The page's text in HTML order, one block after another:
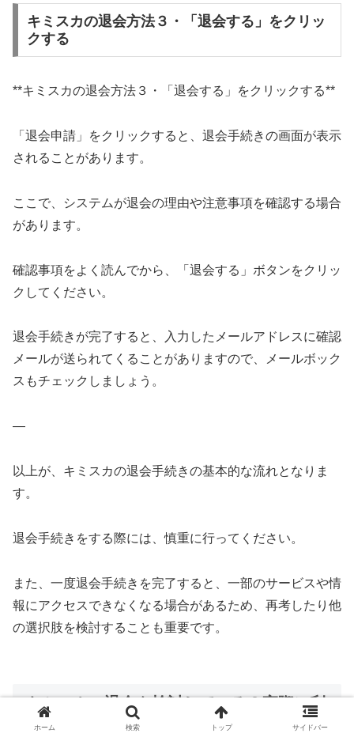
キミスカの退会方法３・「退会する」をクリッ
クする
**キミスカの退会方法３・「退会する」をクリックする**
「退会申請」をクリックすると、退会手続きの画面が表示
されることがあります。
ここで、システムが退会の理由や注意事項を確認する場合
があります。
確認事項をよく読んでから、「退会する」ボタンをクリッ
クしてください。
退会手続きが完了すると、入力したメールアドレスに確認
メールが送られてくることがありますので、メールボック
スもチェックしましょう。
—
以上が、キミスカの退会手続きの基本的な流れとなりま
す。
退会手続きをする際には、慎重に行ってください。
また、一度退会手続きを完了すると、一部のサービスや情
報にアクセスできなくなる場合があるため、再考したり他
の選択肢を検討することも重要です。
キミスカの退会を検討している？実際に利
用したユーザーの口コミ・評判を紹介しま
ホーム 検索 トップ サイドバー